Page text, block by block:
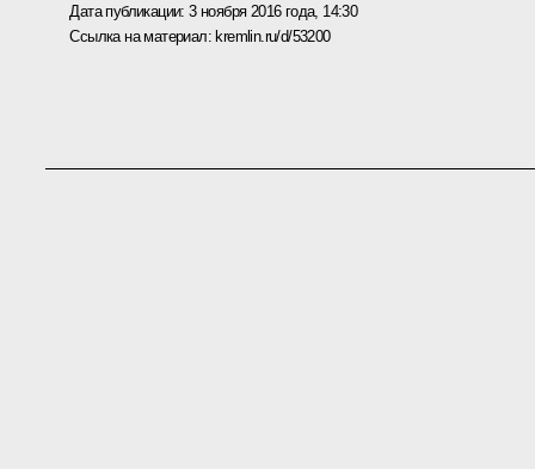
Дата публикации:3 ноября 2016 года, 14:30
Ссылка на материал: kremlin.ru/d/53200